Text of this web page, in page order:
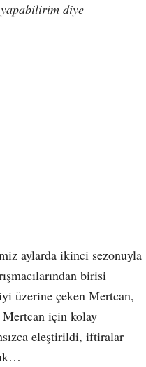
diye
aylarda ikinci sezonuyla
birisi
üzerine çeken Mertcan,
Mertcan için kolay
eleştirildi, iftiralar